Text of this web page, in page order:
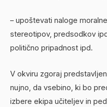
– upoštevati naloge
stereotipov, predsodkov
politično pripadnost ipd.
V okviru zgoraj
nujno, da vsebino, ki bo
izbere ekipa učiteljev in